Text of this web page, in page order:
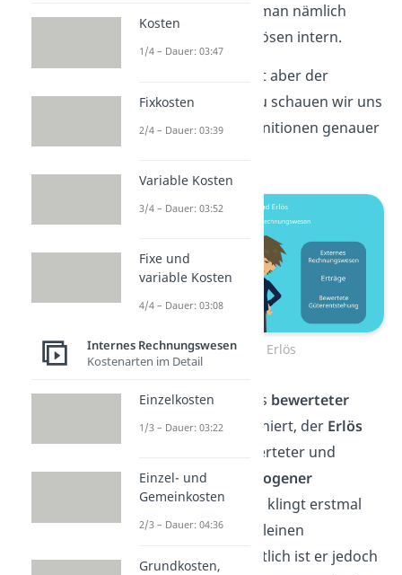
Erträgen rechnet man nämlich
extern und mit Erlösen intern.
Was genau ist jetzt aber der
Unterschied? Dazu schauen wir uns
die jeweiligen Definitionen genauer
Ertrag Erlös
DerErtragwird als bewerteter
Wertzuwachs
definiert, der Erlös
hingegen als bewerteter und
betriebszweckbezogener
Wertzuwachs. Das klingt erstmal
nach einem sehr kleinen
Unterschied, inhaltlich ist er jedoch
Kosten
1/4 – Dauer: 03:47
Fixkosten
2/4 – Dauer: 03:39
Variable Kosten
3/4 – Dauer: 03:52
Fixe und
variable Kosten
4/4 – Dauer: 03:08
Internes Rechnungswesen
Kostenarten im Detail
Einzelkosten
1/3 – Dauer: 03:22
Einzel- und
Gemeinkosten
2/3 – Dauer: 04:36
Grundkosten,